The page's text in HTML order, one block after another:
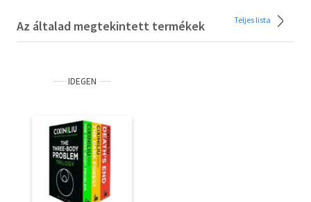
Az általad megtekintett termékek Teljes lista
IDEGEN